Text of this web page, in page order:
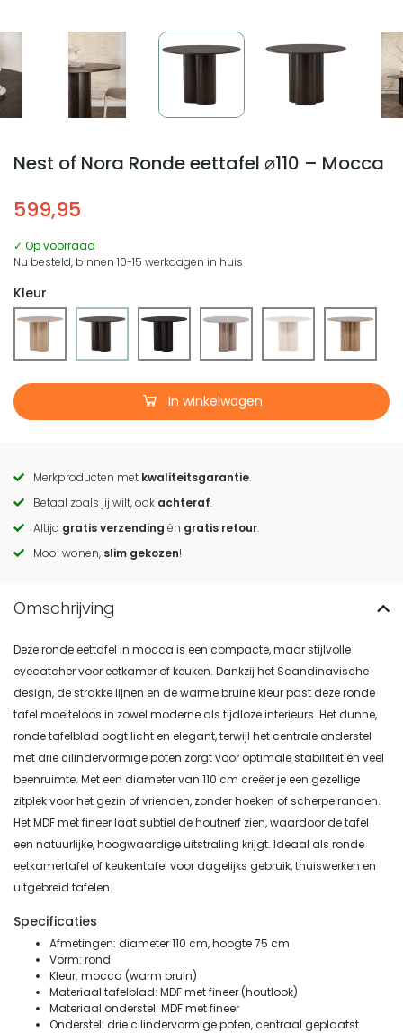
Nest of Nora Ronde eettafel ⌀110 – Mocca
599,95
✓ Op voorraad
Nu besteld, binnen 10-15 werkdagen in huis
Kleur
In winkelwagen
Call
to
actions
Merkproducten met kwaliteitsgarantie.
Betaal zoals jij wilt, ook achteraf.
Altijd gratis verzending én gratis retour.
Mooi wonen, slim gekozen!
Deze ronde eettafel in mocca is een compacte, maar stijlvolle
eyecatcher voor eetkamer of keuken. Dankzij het Scandinavische
design, de strakke lijnen en de warme bruine kleur past deze ronde
tafel moeiteloos in zowel moderne als tijdloze interieurs. Het dunne,
ronde tafelblad oogt licht en elegant, terwijl het centrale onderstel
met drie cilindervormige poten zorgt voor optimale stabiliteit én veel
beenruimte. Met een diameter van 110 cm creëer je een gezellige
zitplek voor het gezin of vrienden, zonder hoeken of scherpe randen.
Het MDF met fineer laat subtiel de houtnerf zien, waardoor de tafel
een natuurlijke, hoogwaardige uitstraling krijgt. Ideaal als ronde
eetkamertafel of keukentafel voor dagelijks gebruik, thuiswerken en
uitgebreid tafelen.
Specificaties
Afmetingen: diameter 110 cm, hoogte 75 cm
Vorm: rond
Kleur: mocca (warm bruin)
Materiaal tafelblad: MDF met fineer (houtlook)
Materiaal onderstel: MDF met fineer
Onderstel: drie cilindervormige poten, centraal geplaatst